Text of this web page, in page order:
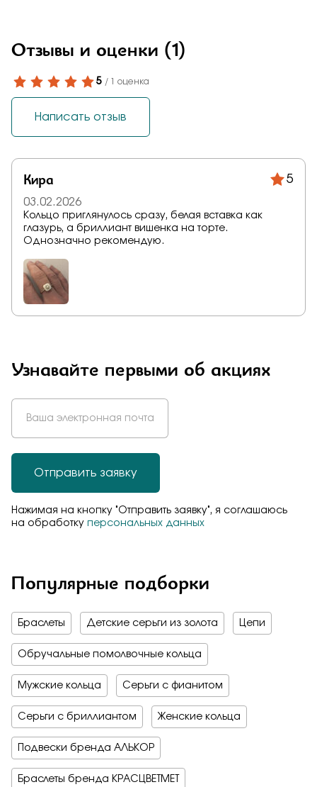
Отзывы и оценки (1)
5 / 1 оценка
Кира 5
03.02.2026
Кольцо приглянулось сразу, белая вставка как
глазурь, а бриллиант вишенка на торте.
Однозначно рекомендую.
Написать отзыв
Узнавайте первыми об акциях
Отправить заявку
Нажимая на кнопку "Отправить заявку", я соглашаюсь
на обработку персональных данных
Популярные подборки
Браслеты Детские серьги из золота Цепи
Обручальные помолвочные кольца
Мужские кольца Серьги с фианитом
Серьги с бриллиантом Женские кольца
Подвески бренда АЛЬКОР
Браслеты бренда КРАСЦВЕТМЕТ